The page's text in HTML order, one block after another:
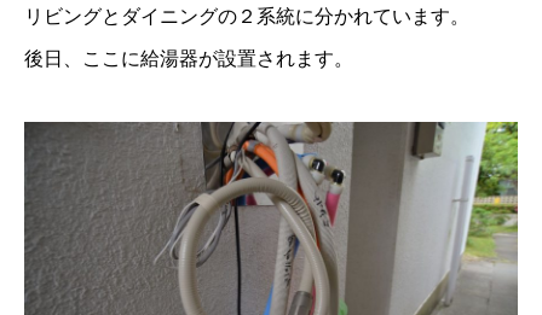
リビングとダイニングの２系統に分かれています。
後日、ここに給湯器が設置されます。